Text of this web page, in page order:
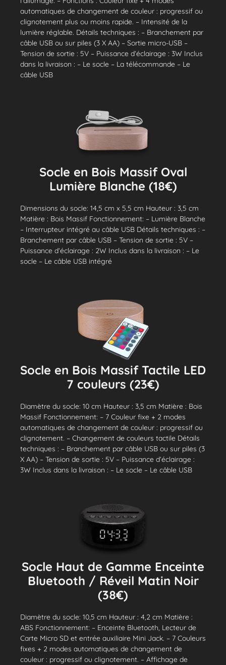
automatiques de changement de couleur : progressif ou
clignotement plus ou moins rapide. – Intensité de la
lumière réglable. Détails techniques : – Branchement par
câble USB ou sur piles (3 X AA) – Sortie micro-USB –
Tension de sortie : 5V – Puissance d’éclairage : 3W Inclus
dans la livraison : – Le socle – La télécommande – Le
câble USB
Socle en Bois Massif Oval
Lumière Blanche (18€)
Dimensions du socle: 14,5 cm x 5,5 cm Hauteur : 3,5 cm
Matière : Bois Massif Fonctionnement: – Lumière Blanche
– Interrupteur intégré au câble USB Détails techniques : –
Branchement par câble USB – Tension de sortie : 5V –
Puissance d’éclairage : 2W Inclus dans la livraison : – Le
socle – Le câble USB intégré
Socle en Bois Massif Tactile LED
7 couleurs (23€)
Diamètre du socle: 10 cm Hauteur : 3,5 cm Matière : Bois
Massif Fonctionnement: – 7 Couleur fixe + 2 modes
automatiques de changement de couleur : progressif ou
clignotement. – Changement de couleurs tactile Détails
techniques : – Branchement par câble USB ou sur piles (3
X AA) – Tension de sortie : 5V – Puissance d’éclairage :
3W Inclus dans la livraison : – Le socle – Le câble USB
Socle Haut de Gamme Enceinte
Bluetooth / Réveil Matin Noir
(38€)
Diamètre du socle: 10,5 cm Hauteur : 4,2 cm Matière :
ABS Fonctionnement: – Enceinte Bluetooth, Lecteur de
Carte Micro SD et entrée auxiliaire Mini Jack. – 7 Couleurs
fixes + 2 modes automatiques de changement de
couleur : progressif ou clignotement. – Affichage de